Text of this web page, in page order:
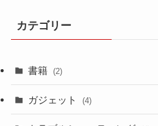
カテゴリー
書籍 (2)
ガジェット (4)